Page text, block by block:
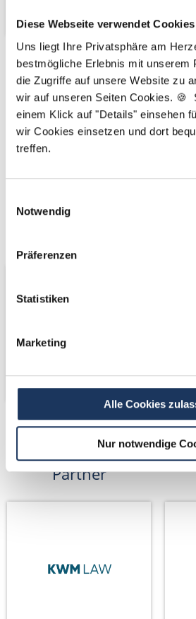
Diese Webseite verwendet Cookies
Uns liegt Ihre Privatsphäre am
bestmögliche Erlebnis mit unserem
die Zugriffe auf unsere Website zu
wir auf unseren Seiten Cookies. 🍪
einem Klick auf "Details" einsehen
wir Cookies einsetzen und dort
treffen.
Notwendig
Präferenzen
Statistiken
Marketing
Alle Cookies
Nur notwendige
Kooperations-
Partner